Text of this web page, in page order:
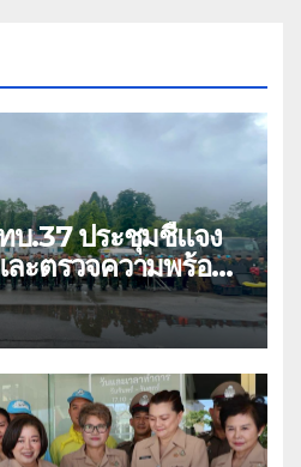
.37 ประชุมชี้แจง
ละตรวจความพร้อม
าธารณภัย